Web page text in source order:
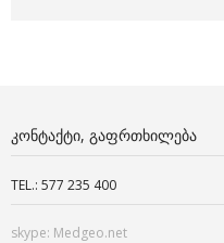
ᲙᲝᲜᲢᲐᲥᲢᲘ, ᲒᲐᲤᲠᲗᲮᲘᲚᲔᲑᲐ
TEL.: 577 235 400
skype: Medgeo.net